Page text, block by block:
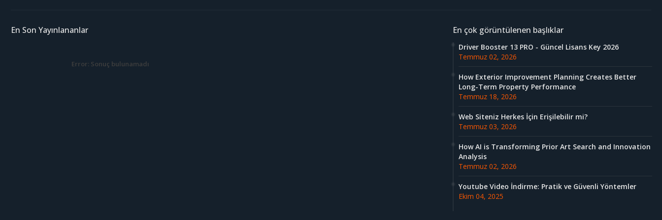
En Son Yayınlananlar
Error: Sonuç bulunamadı
En çok görüntülenen başlıklar
Driver Booster 13 PRO - Güncel Lisans Key 2026
Temmuz 02, 2026
How Exterior Improvement Planning Creates Better
Long-Term Property Performance
Temmuz 18, 2026
Web Siteniz Herkes İçin Erişilebilir mi?
Temmuz 03, 2026
How AI is Transforming Prior Art Search and Innovation
Analysis
Temmuz 02, 2026
Youtube Video İndirme: Pratik ve Güvenli Yöntemler
Ekim 04, 2025